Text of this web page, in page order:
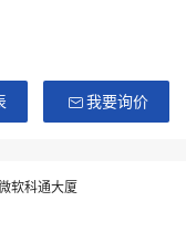
我要询价
软科通大厦